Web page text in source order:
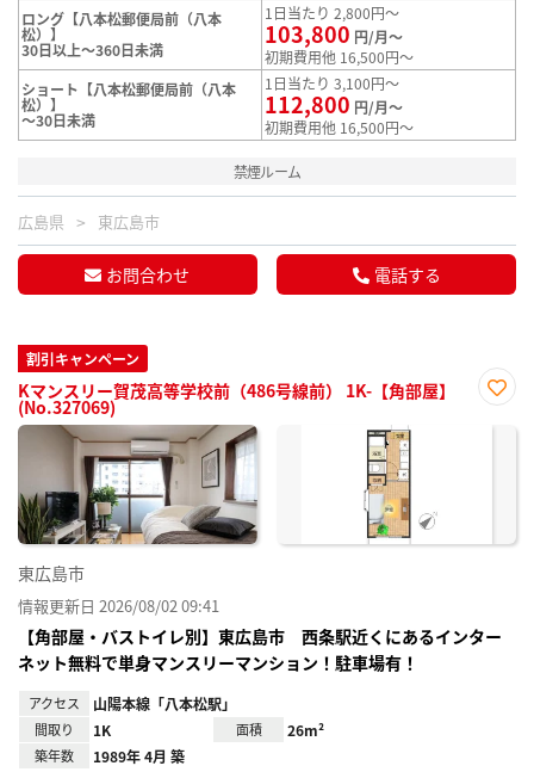
ロング【八本松郵便局前（八本
松）】
30日以上～360日未満
1日当たり 2,800円～
103,800 円/月～
初期費用他 16,500円～
ショート【八本松郵便局前（八本
松）】
～30日未満
1日当たり 3,100円～
112,800 円/月～
初期費用他 16,500円～
禁煙ルーム
広島県 東広島市
お問合わせ 電話する
割引キャンペーン
Kマンスリー賀茂高等学校前（486号線前） 1K-【角部屋】
(No.327069)
に入
東広島市
情報更新日 2026/08/02 09:41
【角部屋・バストイレ別】東広島市 西条駅近くにあるインター
ネット無料で単身マンスリーマンション！駐車場有！
アクセス 山陽本線「八本松駅」
間取り 1K 面積 26m²
築年数 1989年 4月 築